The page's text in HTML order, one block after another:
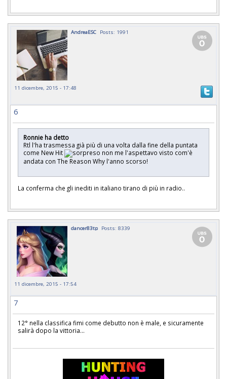
AndreaESC Posts: 1991
11 dicembre, 2015 - 17:48
6
Ronnie ha detto
Rtl l'ha trasmessa già più di una volta dalla fine della puntata
come New Hit
non me l'aspettavo visto com'è
andata con The Reason Why l'anno scorso!
La conferma che gli inediti in italiano tirano di più in radio..
dancer83tp Posts: 8339
11 dicembre, 2015 - 17:54
7
12° nella classifica fimi come debutto non è male, e sicuramente
salirà dopo la vittoria...